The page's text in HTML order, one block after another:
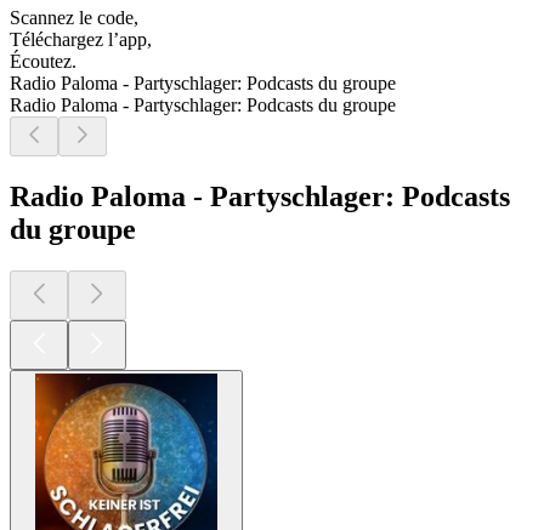
Scannez le code,
Téléchargez l’app,
Écoutez.
Radio Paloma - Partyschlager: Podcasts du groupe
Radio Paloma - Partyschlager: Podcasts du groupe
Radio Paloma - Partyschlager: Podcasts
du groupe